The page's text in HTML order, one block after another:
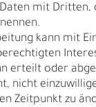
& HÄNDLER
mit Dritten,
kann mit
erteilt oder
nicht
Zeitpunkt zu